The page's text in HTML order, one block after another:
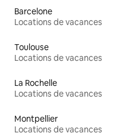
Barcelone
Locations de vacances
Toulouse
Locations de vacances
La Rochelle
Locations de vacances
Montpellier
Locations de vacances